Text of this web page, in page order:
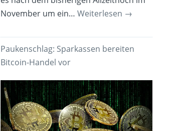
November um ein…Weiterlesen →
Paukenschlag: Sparkassen bereiten
Bitcoin-Handel vor